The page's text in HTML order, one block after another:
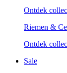
Ontdek
Riemen &
Ontdek
Sale